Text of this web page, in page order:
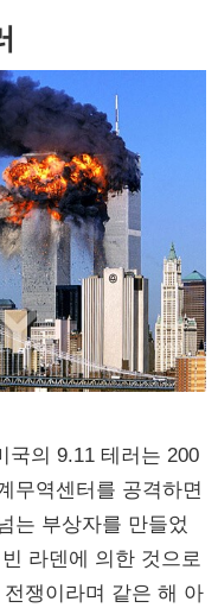
국의 9.11 테러는 200
무역센터를 공격하면
는 부상자를 만들었
라덴에 의한 것으로
쟁이라며 같은 해 아